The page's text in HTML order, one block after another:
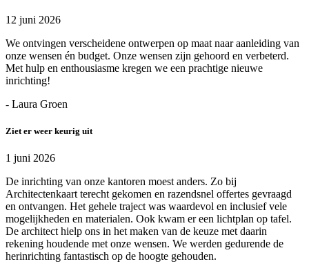
12 juni 2026
We ontvingen verscheidene ontwerpen op maat naar aanleiding van
onze wensen én budget. Onze wensen zijn gehoord en verbeterd.
Met hulp en enthousiasme kregen we een prachtige nieuwe
inrichting!
- Laura Groen
Ziet er weer keurig uit
1 juni 2026
De inrichting van onze kantoren moest anders. Zo bij
Architectenkaart terecht gekomen en razendsnel offertes gevraagd
en ontvangen. Het gehele traject was waardevol en inclusief vele
mogelijkheden en materialen. Ook kwam er een lichtplan op tafel.
De architect hielp ons in het maken van de keuze met daarin
rekening houdende met onze wensen. We werden gedurende de
herinrichting fantastisch op de hoogte gehouden.